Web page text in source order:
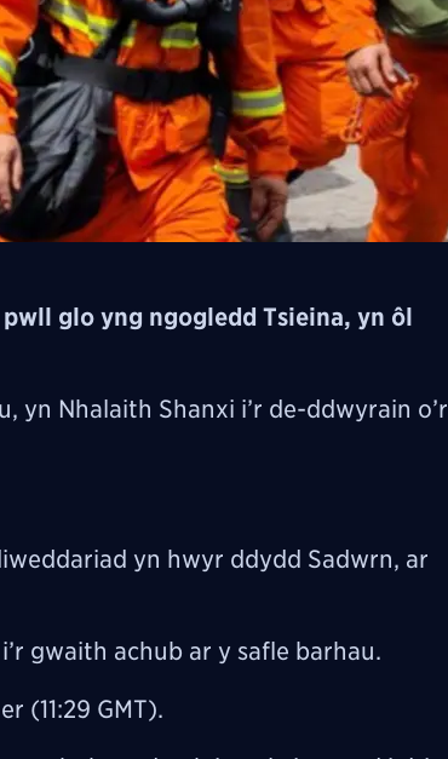
glo yng ngogledd Tsieina, yn ôl
Nhalaith Shanxi i’r de-ddwyrain o’r
yn hwyr ddydd Sadwrn, ar
gwaith achub ar y safle barhau.
(11:29 GMT).